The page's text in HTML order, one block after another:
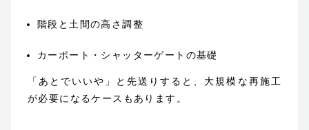
階段と土間の高さ調整
カーポート・シャッターゲートの基礎
「あとでいいや」と先送りすると、大規模な再施工
が必要になるケースもあります。